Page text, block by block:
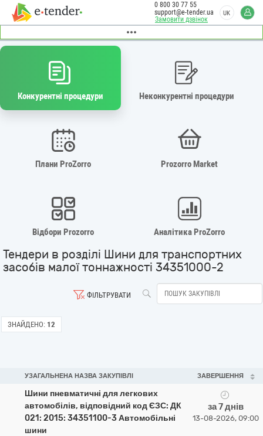
Замовити дзвінок
0 800 30 77 55
support@e-tender.ua
UK
Конкурентні процедури Неконкурентні процедури
Плани ProZorro Prozorro Market
Відбори Prozorro Аналітика ProZorro
Тендери в розділі Шини для транспортних
засобів малої тоннажності 34351000-2
ФІЛЬТРУВАТИ
ЗНАЙДЕНО: 12
УЗАГАЛЬНЕНА НАЗВА ЗАКУПІВЛІ ЗАВЕРШЕННЯ
Шини пневматичні для легкових
автомобілів, відповідний код ЄЗС: ДК
021: 2015: 34351100-3 Автомобільні
шини
за 7 днів
13-08-2026, 09:00